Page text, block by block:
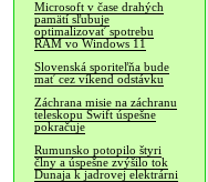
Microsoft v čase drahých
pamätí sľubuje
optimalizovať spotrebu
RAM vo Windows 11
Slovenská sporiteľňa bude
mať cez víkend odstávku
Záchrana misie na záchranu
teleskopu Swift úspešne
pokračuje
Rumunsko potopilo štyri
člny a úspešne zvýšilo tok
Dunaja k jadrovej elektrárni